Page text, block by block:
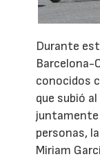
Durante
Barcelona-
conocidos
que subió
juntamente
personas,
Miriam